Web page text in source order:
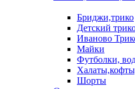
Бриджи,трико
Детский
Иваново
Майки
Футболки,
Шорты